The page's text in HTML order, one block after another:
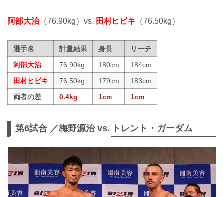
阿部大治（76.90kg）vs. 田村ヒビキ （76.50kg）
選手名 計量結果 身長
リーチ
阿部大治
76.90kg 180cm
184cm
田村ヒビキ
76.50kg 179cm
183cm
両者の差
0.4kg 1cm 1cm
第6試合 ／梅野源治 vs. トレント・ガーダム